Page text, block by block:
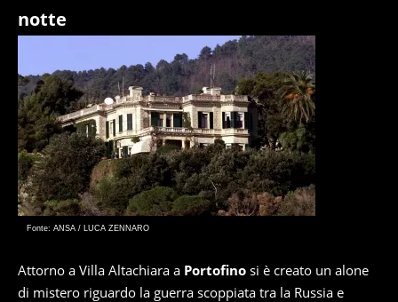
notte
Fonte: ANSA / LUCA ZENNARO
Attorno a Villa Altachiara a Portofino si è creato un alone
di mistero riguardo la guerra scoppiata tra la Russia e